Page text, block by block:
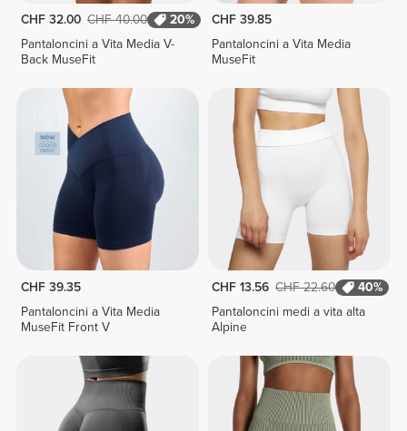
CHF 32.00 CHF 40.00
20%
Pantaloncini a Vita Media V-
Back MuseFit
CHF 39.85
Pantaloncini a Vita Media
MuseFit
CHF 39.35
Pantaloncini a Vita Media
MuseFit Front V
CHF 13.56 CHF 22.60
40%
Pantaloncini medi a vita alta
Alpine